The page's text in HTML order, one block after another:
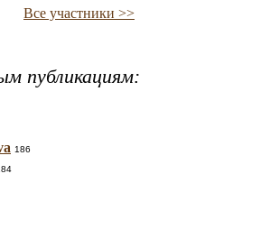
Все участники >>
публикациям:
186